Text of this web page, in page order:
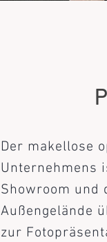
Der makellose
Unternehmens
Showroom und
Außengelände
zur